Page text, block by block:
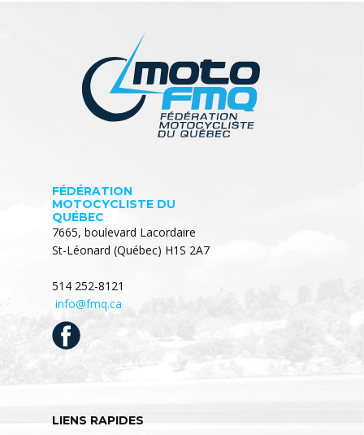
FÉDÉRATION
MOTOCYCLISTE DU
QUÉBEC
7665, boulevard Lacordaire
St-Léonard (Québec) H1S 2A7
514 252-8121
info@fmq.ca
LIENS RAPIDES